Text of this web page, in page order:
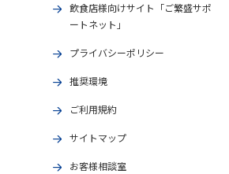
飲食店様向けサイト「ご繁盛サポ
ートネット」
プライバシーポリシー
推奨環境
ご利用規約
サイトマップ
お客様相談室